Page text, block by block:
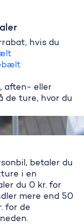
hvis du
aften- eller
de ture, hvor du
betaler du
i en
du 0 kr. for
mere end 50
for de